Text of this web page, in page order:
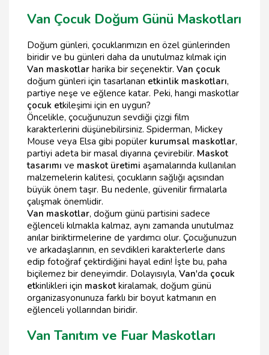
Van Çocuk Doğum Günü Maskotları
Doğum günleri, çocuklarımızın en özel günlerinden
biridir ve bu günleri daha da unutulmaz kılmak için
Van maskotlar harika bir seçenektir. Van çocuk
doğum günleri için tasarlanan etkinlik maskotları,
partiye neşe ve eğlence katar. Peki, hangi maskotlar
çocuk etkileşimi için en uygun?
Öncelikle, çocuğunuzun sevdiği çizgi film
karakterlerini düşünebilirsiniz. Spiderman, Mickey
Mouse veya Elsa gibi popüler kurumsal maskotlar,
partiyi adeta bir masal diyarına çevirebilir. Maskot
tasarımı ve maskot üretimi aşamalarında kullanılan
malzemelerin kalitesi, çocukların sağlığı açısından
büyük önem taşır. Bu nedenle, güvenilir firmalarla
çalışmak önemlidir.
Van maskotlar, doğum günü partisini sadece
eğlenceli kılmakla kalmaz, aynı zamanda unutulmaz
anılar biriktirmelerine de yardımcı olur. Çocuğunuzun
ve arkadaşlarının, en sevdikleri karakterlerle dans
edip fotoğraf çektirdiğini hayal edin! İşte bu, paha
biçilemez bir deneyimdir. Dolayısıyla, Van'da çocuk
etkinlikleri için maskot kiralamak, doğum günü
organizasyonunuza farklı bir boyut katmanın en
eğlenceli yollarından biridir.
Van Tanıtım ve Fuar Maskotları